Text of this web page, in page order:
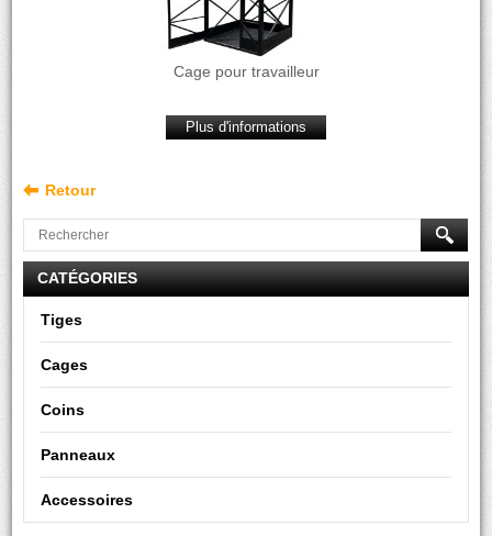
Cage pour travailleur
Plus d'informations
Retour
CATÉGORIES
Tiges
Cages
Coins
Panneaux
Accessoires